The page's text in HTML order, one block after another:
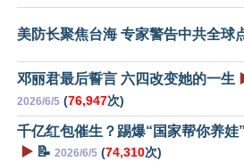
美防长聚焦台海 专家警告中共全球
邓丽君最后誓言 六四改变她的一生
2026/6/5 (76,947次)
千亿红包催生？踢爆“国家帮你养娃
▶️ 📝 2026/6/5 (74,310次)